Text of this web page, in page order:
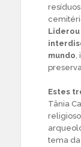
mundo,
Estes
Tânia
tema da